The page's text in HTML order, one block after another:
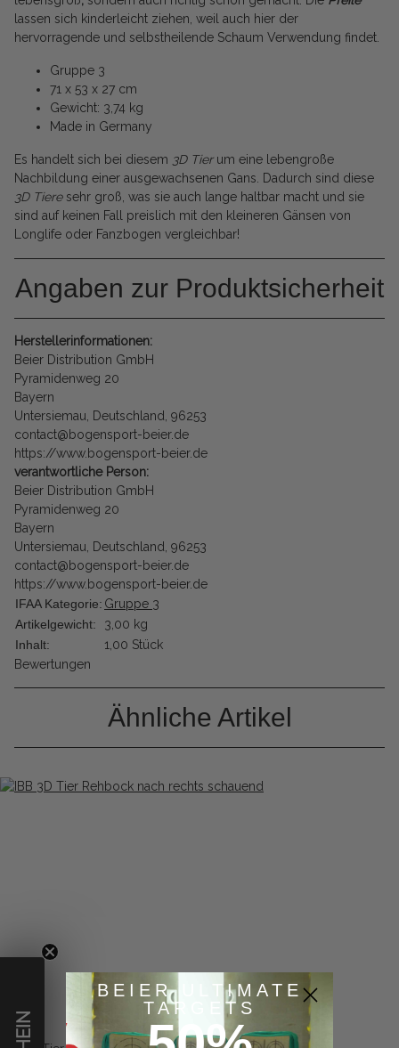
lassen sich kinderleicht ziehen, weil auch hier der
hervorragende und selbstheilende Schaum Verwendung findet.
Gruppe 3
71 x 53 x 27 cm
Gewicht: 3,74 kg
Made in Germany
Es handelt sich bei diesem 3D Tier um eine lebengroße
Nachbildung einer ausgewachsenen Gans. Dadurch sind diese
3D Tieresehr groß, was sie auch lange haltbar macht und sie
sind auf keinen Fall preislich mit den kleineren Gänsen von
Longlife oder Fanzbogen vergleichbar!
Angaben zur Produktsicherheit
Herstellerinformationen:
Beier Distribution GmbH
Pyramidenweg 20
Bayern
Untersiemau, Deutschland, 96253
contact@bogensport-beier.de
https://www.bogensport-beier.de
verantwortliche Person:
Beier Distribution GmbH
Pyramidenweg 20
Bayern
Untersiemau, Deutschland, 96253
contact@bogensport-beier.de
https://www.bogensport-beier.de
IFAA Kategorie: Gruppe 3
Artikelgewicht:
3,00 kg
Inhalt:
1,00 Stück
Bewertungen
Ähnliche Artikel
BEIER ULTIMATE
TARGETS